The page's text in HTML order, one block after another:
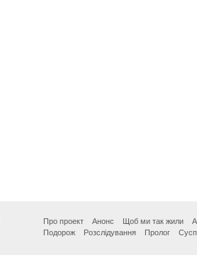
Про проект Анонс Щоб ми так жили
Подорож
Розслідування Пролог